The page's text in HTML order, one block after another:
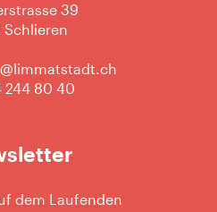
39
Schlieren
244 80 40
dem Laufenden